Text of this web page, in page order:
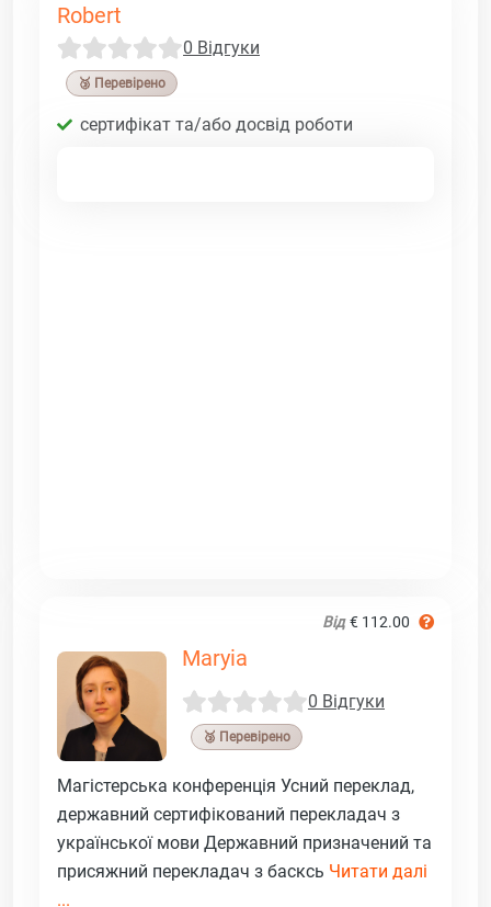
Robert
0 Відгуки
🥉 Перевірено
сертифікат та/або досвід роботи
Від € 112.00
Maryia
0 Відгуки
🥉 Перевірено
Магістерська конференція Усний переклад,
державний сертифікований перекладач з
української мови Державний призначений та
присяжний перекладач з басксь Читати далі
...